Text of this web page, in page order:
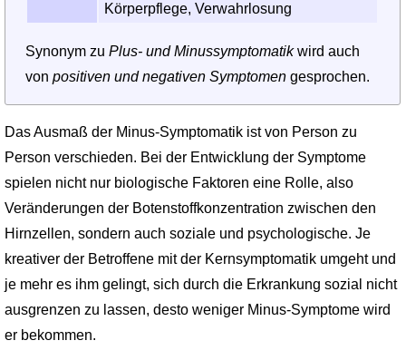
Körperpflege, Verwahrlosung
Synonym zuPlus- und Minussymptomatikwird auch
vonpositiven und negativen Symptomen gesprochen.
Das Ausmaß der Minus-Symptomatik ist von Person zu
Person verschieden. Bei der Entwicklung der Symptome
spielen nicht nur biologische Faktoren eine Rolle, also
Veränderungen der Botenstoffkonzentration zwischen den
Hirnzellen, sondern auch soziale und psychologische. Je
kreativer der Betroffene mit der Kernsymptomatik umgeht und
je mehr es ihm gelingt, sich durch die Erkrankung sozial nicht
ausgrenzen zu lassen, desto weniger Minus-Symptome wird
er bekommen.